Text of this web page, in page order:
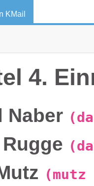
KMail
4.
Naber
Rugge